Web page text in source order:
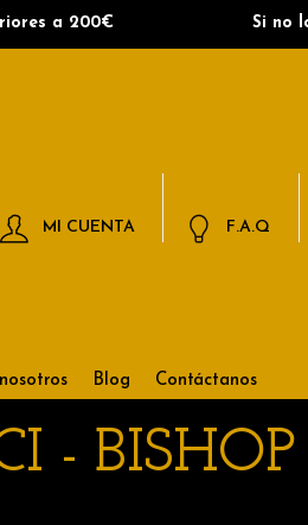
a 200€ Si no
MI CUENTA F.A.Q
Blog Contáctanos
- BISHOP